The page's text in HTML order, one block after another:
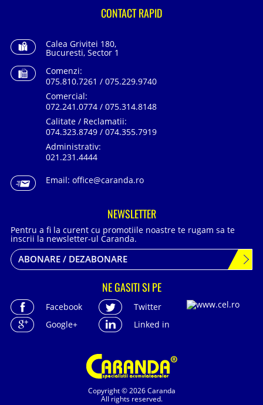
Copyright © 2026 Caranda
All rights reserved.
CONTACT RAPID
Calea Grivitei 180,
Bucuresti, Sector 1
Comenzi:
075.810.7261 / 075.229.9740
Comercial:
072.241.0774 / 075.314.8148
Calitate / Reclamatii:
074.323.8749 / 074.355.7919
Administrativ:
021.231.4444
Email: office@caranda.ro
NEWSLETTER
Pentru a fi la curent cu promotiile noastre te rugam sa te
inscrii la newsletter-ul Caranda.
ABONARE / DEZABONARE
NE GASITI SI PE
Facebook
Twitter
Google+
Linked in